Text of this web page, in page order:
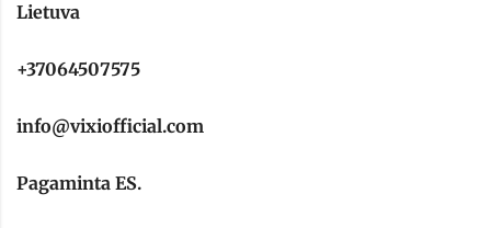
Lietuva
+37064507575
info@vixiofficial.com
Pagaminta ES.